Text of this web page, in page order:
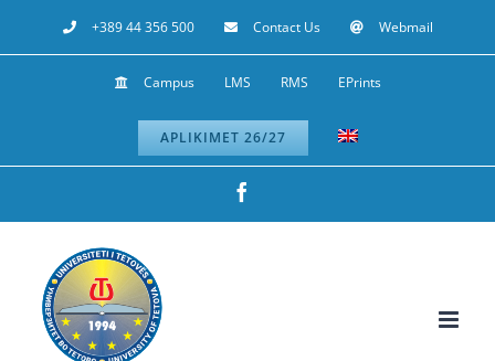
to
+389 44 356 500 Contact Us Webmail
Campus LMS RMS EPrints
APLIKIMET 26/27